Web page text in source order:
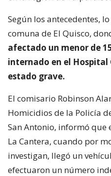
Según los antecedentes,
comuna de El Quisco,
afectado un menor de
internado en el Hospital
estado grave.
El comisario Robinson
Homicidios de la Policía
San Antonio, informó que
La Cantera, cuando por
investigan, llegó un
efectuaron un número